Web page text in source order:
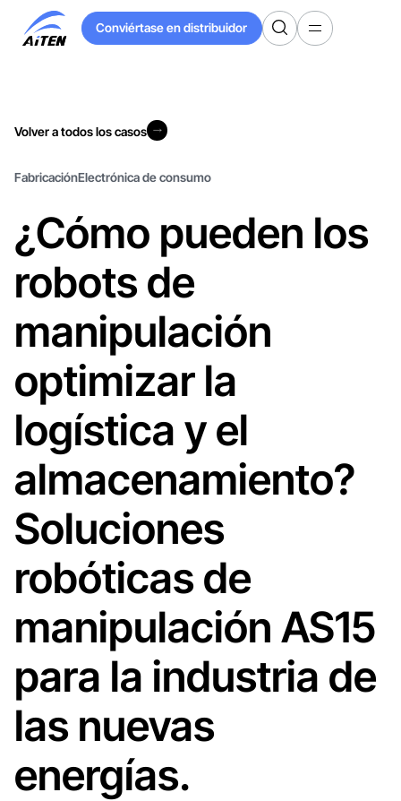
contenido
Conviértase en distribuidor
Conviértase en distribuidor
Volver a todos los casos
FabricaciónElectrónica de consumo
¿Cómo pueden los
robots de
manipulación
optimizar la
logística y el
almacenamiento?
Soluciones
robóticas de
manipulación AS15
para la industria de
las nuevas
energías.